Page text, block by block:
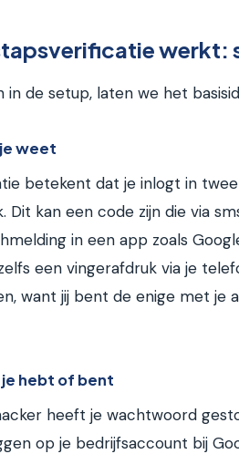
werkt:
in de setup, laten we het
weet
betekent dat je inlogt in
Dit kan een code zijn die via
in een app zoals
een vingerafdruk via je
want jij bent de enige met je
hebt of bent
heeft je wachtwoord
op je bedrijfsaccount bij